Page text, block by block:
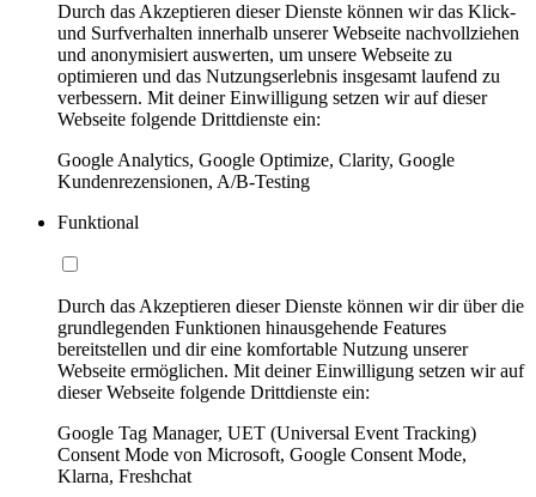
Durch das Akzeptieren dieser Dienste können wir das Klick-
und Surfverhalten innerhalb unserer Webseite nachvollziehen
und anonymisiert auswerten, um unsere Webseite zu
optimieren und das Nutzungserlebnis insgesamt laufend zu
verbessern. Mit deiner Einwilligung setzen wir auf dieser
Webseite folgende Drittdienste ein:
Google Analytics, Google Optimize, Clarity, Google
Kundenrezensionen, A/B-Testing
Funktional
Durch das Akzeptieren dieser Dienste können wir dir über die
grundlegenden Funktionen hinausgehende Features
bereitstellen und dir eine komfortable Nutzung unserer
Webseite ermöglichen. Mit deiner Einwilligung setzen wir auf
dieser Webseite folgende Drittdienste ein:
Google Tag Manager, UET (Universal Event Tracking)
Consent Mode von Microsoft, Google Consent Mode,
Klarna, Freshchat